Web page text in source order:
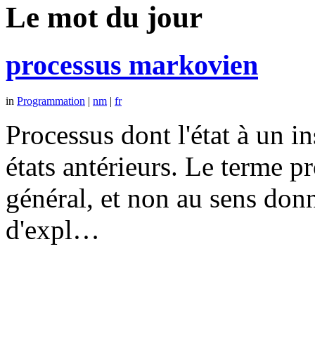
Le mot du jour
processus markovien
in Programmation | nm | fr
Processus dont l'état à un
états antérieurs. Le terme
général, et non au sens
d'expl…